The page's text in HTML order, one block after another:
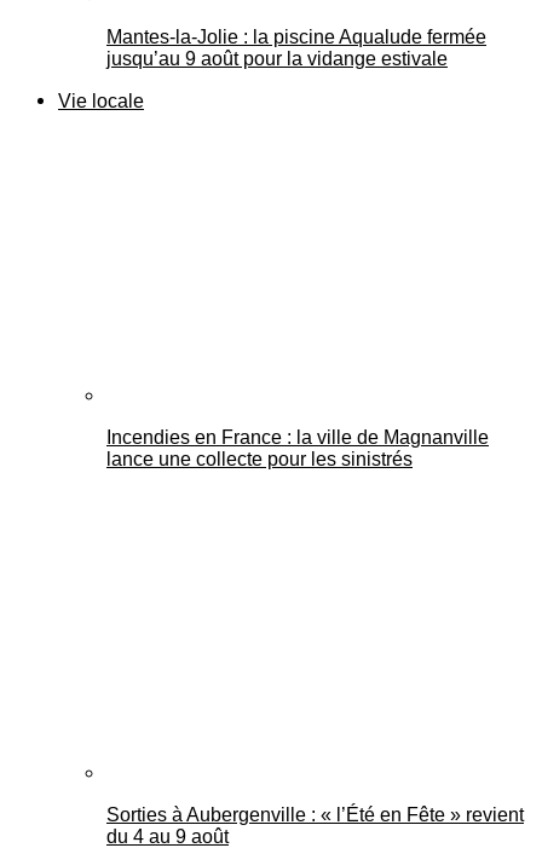
Mantes-la-Jolie : la piscine Aqualude fermée
jusqu’au 9 août pour la vidange estivale
Vie locale
Incendies en France : la ville de Magnanville
lance une collecte pour les sinistrés
Sorties à Aubergenville : « l’Été en Fête » revient
du 4 au 9 août